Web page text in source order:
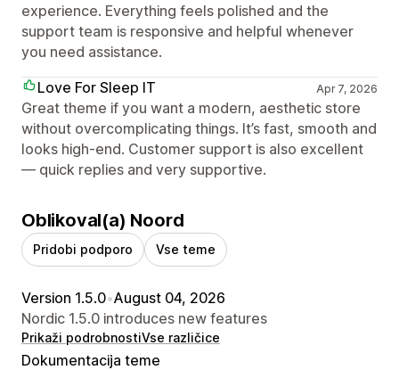
experience. Everything feels polished and the
support team is responsive and helpful whenever
you need assistance.
Love For Sleep IT
Apr 7, 2026
Great theme if you want a modern, aesthetic store
without overcomplicating things. It’s fast, smooth and
looks high-end. Customer support is also excellent
— quick replies and very supportive.
Oblikoval(a) Noord
Pridobi podporo Vse teme
Version 1.5.0•August 04, 2026
Nordic 1.5.0 introduces new features
Prikaži podrobnostiVse različice
Dokumentacija teme